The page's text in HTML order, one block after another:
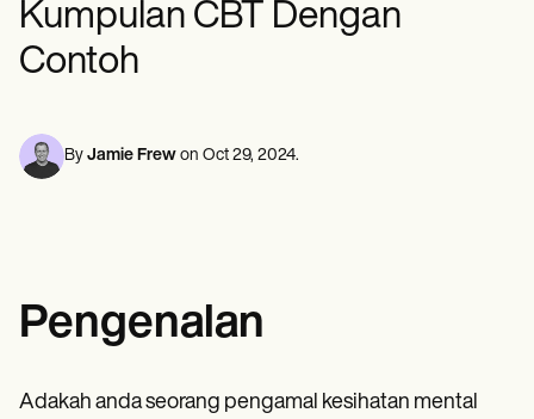
Profesional Kesihatan Mental
Pekerja Sosial
Ahli diet & Pakar Pemakanan
Ahli Terapi Urut
Ahli Terapi Pekerjaan
Templat
Templat Superbill
Insurance claims
Speech therapists
Life coaches
Massage therapists
Personal trainers
Kumpulan CBT Dengan
Contoh
By Jamie Frew on Oct 29, 2024.
Pengenalan
Adakah anda seorang pengamal kesihatan mental